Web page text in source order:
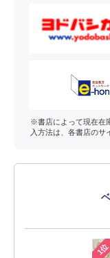
※書店によって現在在
入方法は、各書店のサ
1位